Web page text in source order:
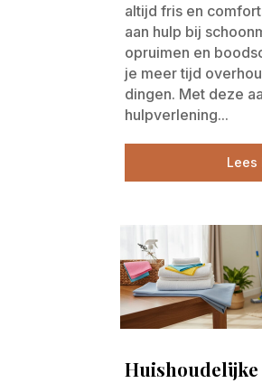
altijd fris en
aan hulp bij
opruimen en
je meer tijd
dingen. Met deze
hulpverlening...
Lees